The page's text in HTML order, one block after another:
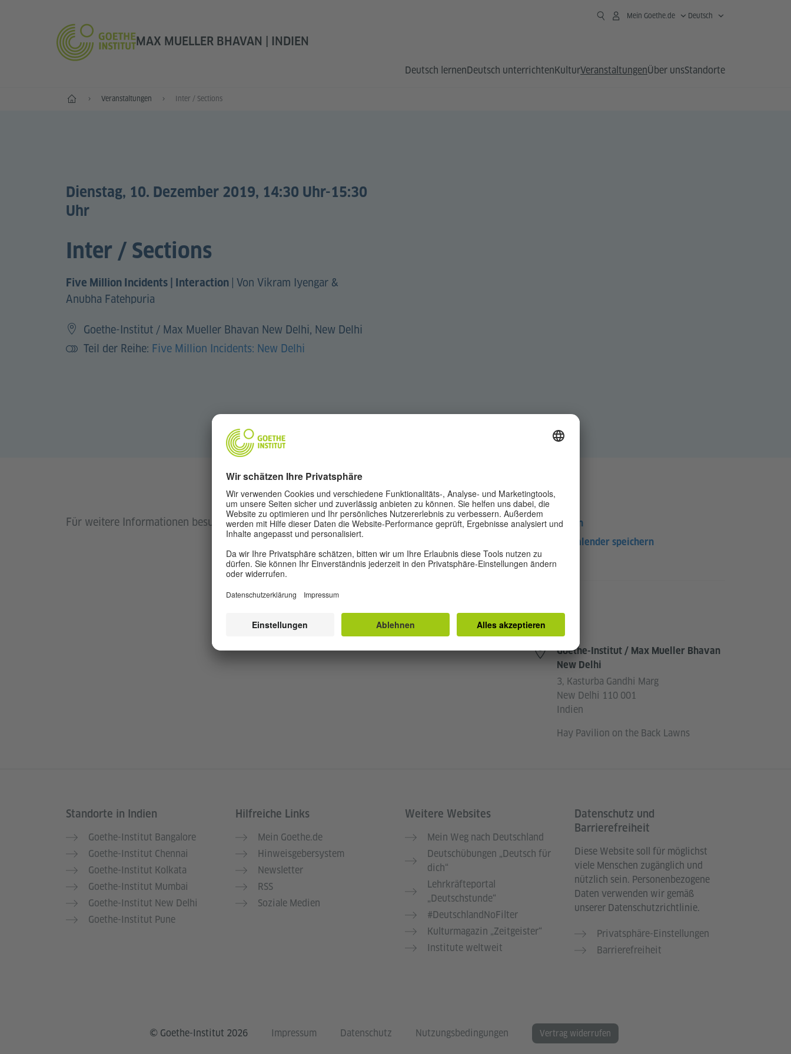
MAX MUELLER BHAVAN | INDIEN
Mein Goethe.de Deutsch
Deutsch lernenDeutsch unterrichtenKulturVeranstaltungenÜber unsStandorte
Start Veranstaltungen Inter / Sections
Dienstag, 10. Dezember 2019, 14:30 Uhr-15:30
Uhr
Inter / Sections
Five Million Incidents | Interaction
Von Vikram Iyengar &
Anubha Fatehpuria
Goethe-Institut / Max Mueller Bhavan New Delhi, New Delhi
Teil der Reihe: Five Million Incidents: New Delhi
Für weitere Informationen besuchen Sie bitte die englische Version dieserSeite.
Teilen
Im Kalender speichern
Ort
Goethe-Institut / Max Mueller Bhavan
New Delhi
3, Kasturba Gandhi Marg
New Delhi 110 001
Indien
Hay Pavilion on the Back Lawns
Service- und Informationsbereich
Standorte in Indien
Goethe-Institut Bangalore
Goethe-Institut Chennai
Goethe-Institut Kolkata
Goethe-Institut Mumbai
Goethe-Institut New Delhi
Goethe-Institut Pune
Hilfreiche Links
Mein Goethe.de
Hinweisgebersystem
Newsletter
RSS
Soziale Medien
Weitere Websites
Mein Weg nach Deutschland
Deutschübungen „Deutsch für
dich“
Lehrkräfteportal
„Deutschstunde“
#DeutschlandNoFilter
Kulturmagazin „Zeitgeister“
Institute weltweit
Datenschutz und
Barrierefreiheit
Diese Website soll für möglichst
viele Menschen zugänglich und
nützlich sein. Personenbezogene
Daten verwenden wir gemäß
unserer Datenschutzrichtlinie.
Privatsphäre-Einstellungen
Barrierefreiheit
© Goethe-Institut 2026 Impressum Datenschutz Nutzungsbedingungen Vertrag widerrufen